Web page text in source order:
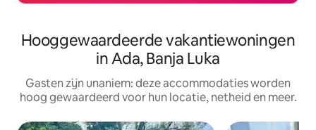
Hooggewaardeerde vakantiewoningen
in Ada, Banja Luka
Gasten zijn unaniem: deze accommodaties worden
hoog gewaardeerd voor hun locatie, netheid en meer.